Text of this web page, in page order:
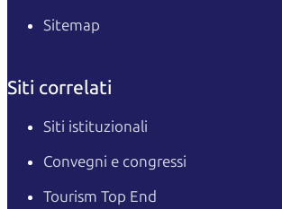
Sitemap
Siti correlati
Siti istituzionali
Convegni e congressi
Tourism Top End